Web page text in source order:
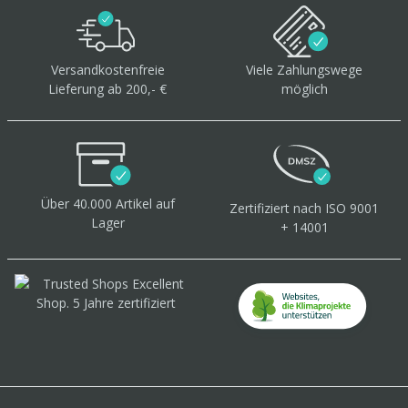
Versandkostenfreie
Lieferung ab 200,- €
Viele Zahlungswege
möglich
Über 40.000 Artikel auf
Lager
Zertifiziert nach ISO 9001
+ 14001